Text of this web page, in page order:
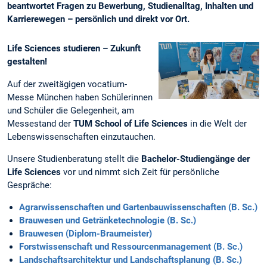
beantwortet Fragen zu Bewerbung, Studienalltag, Inhalten und
Karrierewegen – persönlich und direkt vor Ort.
Life Sciences studieren – Zukunft
gestalten!
Auf der zweitägigen vocatium-
Messe München haben Schülerinnen
und Schüler die Gelegenheit, am
Messestand der TUM School of Life Sciences in die Welt der
Lebenswissenschaften einzutauchen.
Unsere Studienberatung stellt die Bachelor-Studiengänge der
Life Sciences vor und nimmt sich Zeit für persönliche
Gespräche:
Agrarwissenschaften und Gartenbauwissenschaften (B. Sc.)
Brauwesen und Getränketechnologie (B. Sc.)
Brauwesen (Diplom-Braumeister)
Forstwissenschaft und Ressourcenmanagement (B. Sc.)
Landschaftsarchitektur und Landschaftsplanung (B. Sc.)